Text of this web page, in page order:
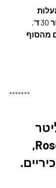
דקות בחום 160 מעלות
מהסוף
*******
מלבני 7.2 ליטר
בצבע קרם מבית Roso,